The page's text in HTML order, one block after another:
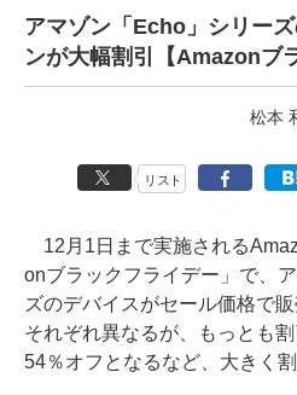
アマゾン「Echo」シリー
ンが大幅割引【Amazonブ
松本
リスト
12月1日まで実施される
onブラックフライデー」で、
ズのデバイスがセール価格で
それぞれ異なるが、もっとも
54％オフとなるなど、大きく割